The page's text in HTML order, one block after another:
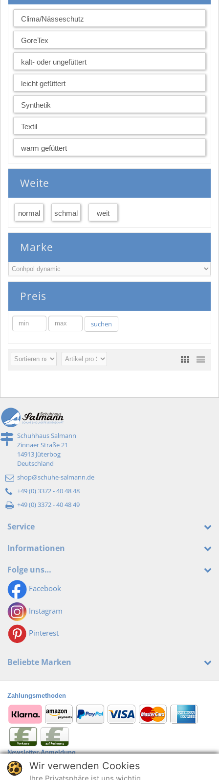
Clima/Nässeschutz
GoreTex
kalt- oder ungefüttert
leicht gefüttert
Synthetik
Textil
warm gefüttert
Weite
normal schmal weit
Marke
Preis
min max suchen
Schuhhaus Salmann
Zinnaer Straße 21
14913 Jüterbog
Deutschland
shop@schuhe-salmann.de
+49 (0) 3372 - 40 48 48
+49 (0) 3372 - 40 48 49
Service
Informationen
Folge uns…
Facebook
Instagram
Pinterest
Beliebte Marken
Zahlungsmethoden
Newsletter-Anmeldung
@
Wir verwenden Cookies